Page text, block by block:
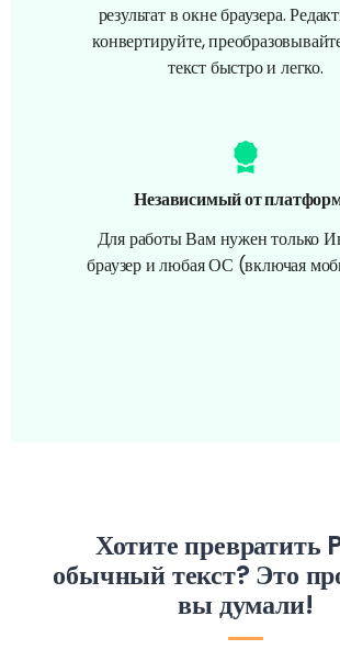
результат в окне браузера.
конвертируйте,
текст быстро и легко.
Независимый от
Для работы Вам нужен только
браузер и любая ОС (включая
Хотите превратить
обычный текст? Это
вы думали!